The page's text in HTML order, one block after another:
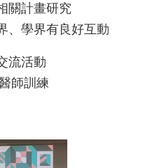
關計畫研究
、學界有良好互動
流活動
師訓練